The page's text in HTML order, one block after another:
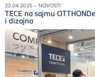
23.04.2025 – NOVOSTI
TECE na sajmu
i dizajna